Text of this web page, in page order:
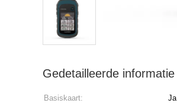
Gedetailleerde informatie
Basiskaart: Ja